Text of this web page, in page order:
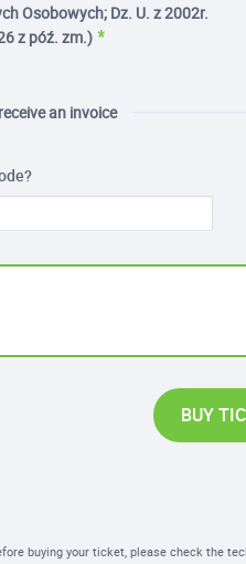
Osobowych; Dz. U. z 2002r.
z póź. zm.)
an invoice
BUY
buying your ticket, please check the